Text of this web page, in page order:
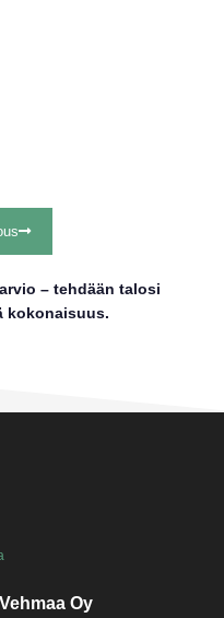
– tehdään talosi
kokonaisuus.
Oy